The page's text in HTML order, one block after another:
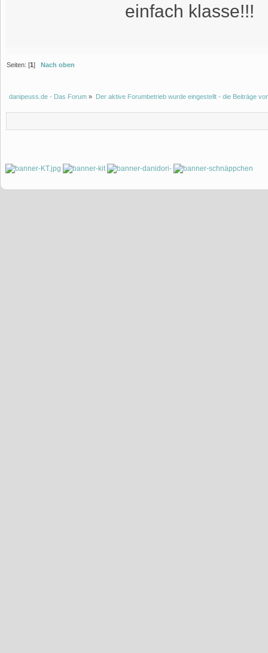
einfach klasse!!!
Seiten: [1]Nach oben
danipeuss.de - Das Forum » Der aktive Forumbetrieb wurde eingestellt - die Beiträge